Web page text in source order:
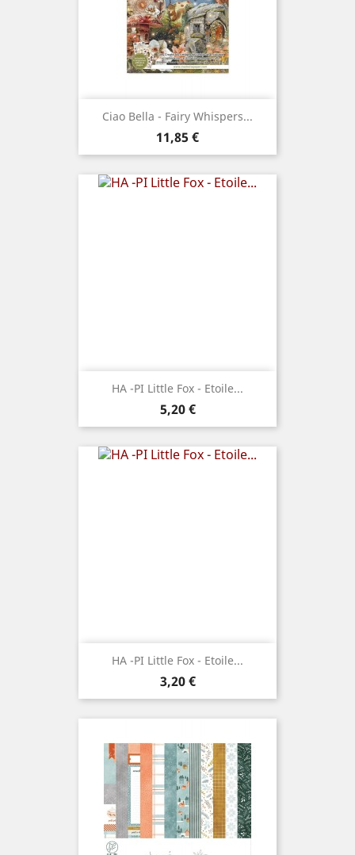
Ciao Bella - Fairy Whispers...
Prix
11,85 €
HA -PI Little Fox - Etoile...
Prix
5,20 €
HA -PI Little Fox - Etoile...
Prix
3,20 €